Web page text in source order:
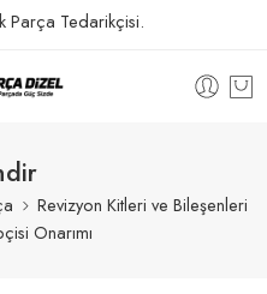
Parça Tedarikçisi.
Revizyon Kitleri ve Bileşenleri
Onarımı